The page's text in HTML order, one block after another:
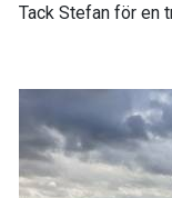
Tack Stefan för en